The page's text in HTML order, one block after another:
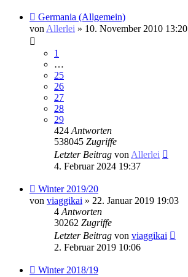
Germania (Allgemein)
von Allerlei » 10. November 2010 13:20
1
…
25
26
27
28
29
424 Antworten
538045 Zugriffe
Letzter Beitrag von Allerlei
4. Februar 2024 19:37
Winter 2019/20
von viaggikai » 22. Januar 2019 19:03
4 Antworten
30262 Zugriffe
Letzter Beitrag von viaggikai
2. Februar 2019 10:06
Winter 2018/19